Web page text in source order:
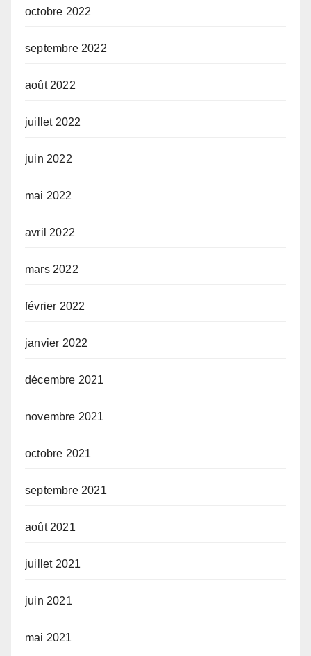
octobre 2022
septembre 2022
août 2022
juillet 2022
juin 2022
mai 2022
avril 2022
mars 2022
février 2022
janvier 2022
décembre 2021
novembre 2021
octobre 2021
septembre 2021
août 2021
juillet 2021
juin 2021
mai 2021